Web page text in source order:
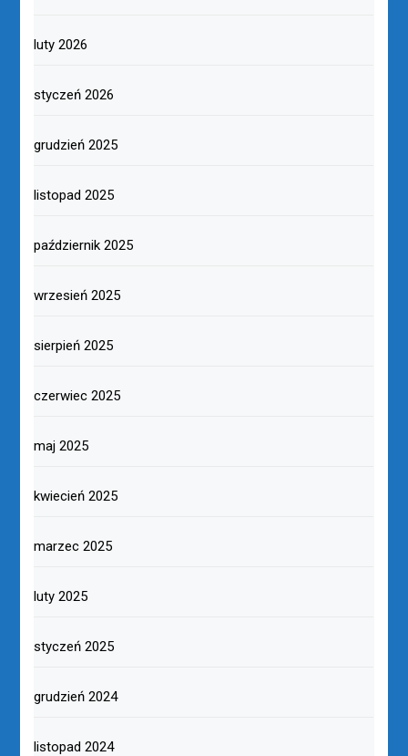
luty 2026
styczeń 2026
grudzień 2025
listopad 2025
październik 2025
wrzesień 2025
sierpień 2025
czerwiec 2025
maj 2025
kwiecień 2025
marzec 2025
luty 2025
styczeń 2025
grudzień 2024
listopad 2024